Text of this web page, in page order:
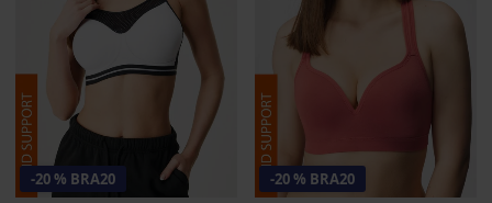
-20 % BRA20 -20 % BRA20